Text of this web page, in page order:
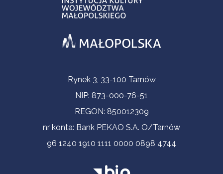
Informacje kontaktoweRynek 3, 33-100 Tarnów
NIP: 873-000-76-51
REGON: 850012309
nr konta: Bank PEKAO S.A. O/Tarnów
96 1240 1910 1111 0000 0898 4744